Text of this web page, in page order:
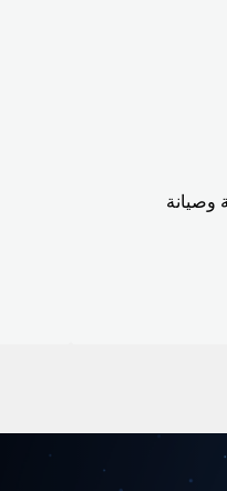
وصيانة